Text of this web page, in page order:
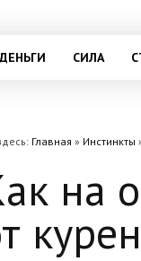
СИЛА
Главная » Инстинкты
на